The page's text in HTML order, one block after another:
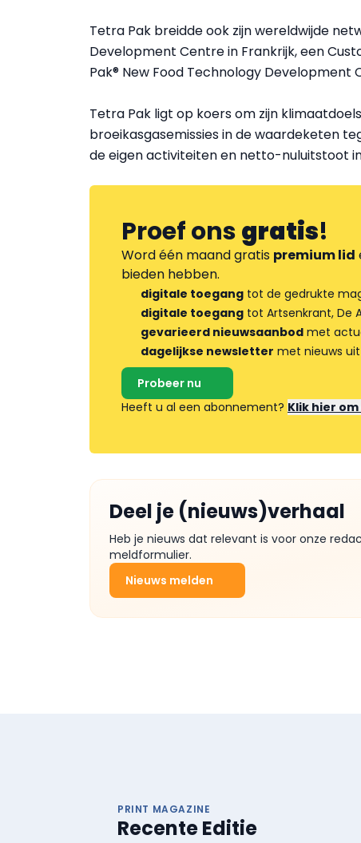
Tetra Pak breidde ook zijn wereldwijde
Development Centre in Frankrijk, een
Pak® New Food Technology Development
Tetra Pak ligt op koers om zijn
broeikasgasemissies in de waardeketen
de eigen activiteiten en netto-nuluitstoot
Proef onsgratis!
Word één maand gratis premium lid
bieden hebben.
digitale toegang tot de gedrukte
digitale toegang tot Artsenkrant, De
gevarieerd nieuwsaanbod met
dagelijkse newsletter met nieuws
Probeer nu
Heeft u al een abonnement? Klik hier
Deel je (nieuws)verhaal
Heb je nieuws dat relevant is voor onze
meldformulier.
Nieuws melden
PRINT MAGAZINE
Recente Editie